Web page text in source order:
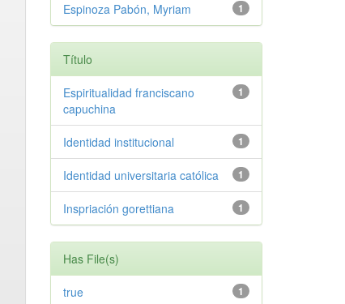
1
Espinoza Pabón, Myriam
Título
1
Espiritualidad franciscano
capuchina
1
Identidad institucional
1
Identidad universitaria católica
1
Inspriación gorettiana
Has File(s)
1
true